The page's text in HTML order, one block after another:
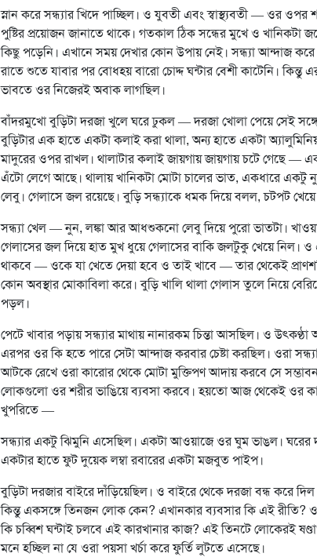
স্নান করে সন্ধ্যার খিদে পাচ্ছিল। ও যুবতী এবং স্বাস্থ্যবতী — ওর
পুষ্টির প্রয়োজন জানাতে থাকে। গতকাল ঠিক সন্ধের মুখে ও
কিছু পড়েনি। এখানে সময় দেখার কোন উপায় নেই। সন্ধ্যা আন্দাজ
রাতে শুতে যাবার পর বোধহয় বারো চোদ্দ ঘন্টার বেশী কাটেনি।
ভাবতে ওর নিজেরই অবাক লাগছিল।
বাঁদরমুখো বুড়িটা দরজা খুলে ঘরে ঢুকল — দরজা খোলা পেয়ে সেই
বুড়িটার এক হাতে একটা কলাই করা থালা, অন্য হাতে একটা
মাদুরের ওপর রাখল। থালাটার কলাই জায়গায় জায়গায় চটে গেছে —
এঁটো লেগে আছে। থালায় খানিকটা মোটা চালের ভাত, একধারে একটু
লেবু। গেলাসে জল রয়েছে। বুড়ি সন্ধ্যাকে ধমক দিয়ে বলল, চটপট
সন্ধ্যা খেল — নুন, লঙ্কা আর আধশুকনো লেবু দিয়ে পুরো ভাতটা।
গেলাসের জল দিয়ে হাত মুখ ধুয়ে গেলাসের বাকি জলটুকু খেয়ে নিল। ও
থাকবে — ওকে যা খেতে দেয়া হবে ও তাই খাবে — তার থেকেই
কোন অবস্থার মোকাবিলা করে। বুড়ি খালি থালা গেলাস তুলে নিয়ে
পড়ল।
পেটে খাবার পড়ায় সন্ধ্যার মাথায় নানারকম চিন্তা আসছিল। ও
এরপর ওর কি হতে পারে সেটা আন্দাজ করবার চেষ্টা করছিল। ওরা
আটকে রেখে ওরা কারোর থেকে মোটা মুক্তিপণ আদায় করবে সে
লোকগুলো ওর শরীর ভাঙিয়ে ব্যবসা করবে। হয়তো আজ থেকেই
খুপরিতে —
সন্ধ্যার একটু ঝিমুনি এসেছিল। একটা আওয়াজে ওর ঘুম ভাঙল।
একটার হাতে ফুট দুয়েক লম্বা রবারের একটা মজবুত পাইপ।
বুড়িটা দরজার বাইরে দাঁড়িয়েছিল। ও বাইরে থেকে দরজা বন্ধ করে
কিন্তু একসঙ্গে তিনজন লোক কেন? এখানকার ব্যবসার কি এই রীতি?
কি চব্বিশ ঘন্টাই চলবে এই কারখানার কাজ? এই তিনটে লোকেরই
মনে হচ্ছিল না যে ওরা পয়সা খর্চা করে ফুর্তি লুটতে এসেছে।